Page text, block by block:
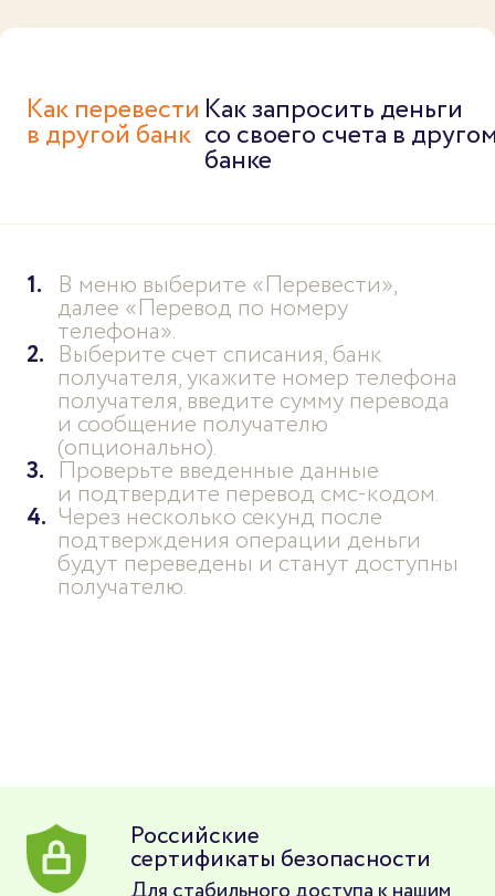
Как перевести
в другой банк
Как запросить деньги
со своего счета в
банке
В меню выберите «Перевести»,
далее «Перевод по номеру
телефона».
Выберите счет списания, банк
получателя, укажите номер телефона
получателя, введите сумму перевода
и сообщение получателю
(опционально).
Проверьте введенные данные
и подтвердите перевод смс-кодом.
Через несколько секунд после
подтверждения операции деньги
будут переведены и станут доступны
получателю.
Российские
сертификаты безопасности
Для стабильного доступа к нашим